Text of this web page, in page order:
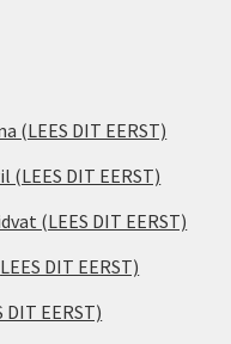
(LEES DIT EERST)
DIT EERST)
(LEES DIT EERST)
DIT EERST)
EERST)